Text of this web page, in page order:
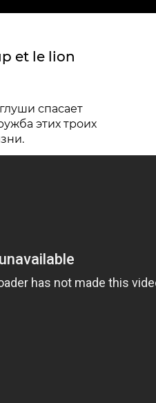
et le lion
спасает
этих троих